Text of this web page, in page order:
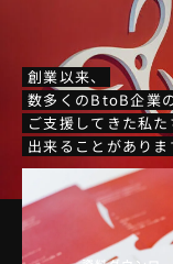
創業以来、
数多くのBtoB企業
ご支援してきた私た
出来ることがありま